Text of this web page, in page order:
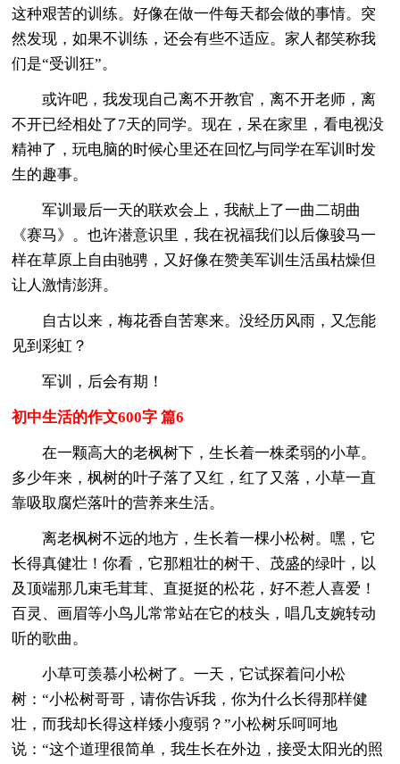
这种艰苦的训练。好像在做一件每天都会做的事情。突
然发现，如果不训练，还会有些不适应。家人都笑称我
们是“受训狂”。
或许吧，我发现自己离不开教官，离不开老师，离
不开已经相处了7天的同学。现在，呆在家里，看电视没
精神了，玩电脑的时候心里还在回忆与同学在军训时发
生的趣事。
军训最后一天的联欢会上，我献上了一曲二胡曲
《赛马》。也许潜意识里，我在祝福我们以后像骏马一
样在草原上自由驰骋，又好像在赞美军训生活虽枯燥但
让人激情澎湃。
自古以来，梅花香自苦寒来。没经历风雨，又怎能
见到彩虹？
军训，后会有期！
初中生活的作文600字 篇6
在一颗高大的老枫树下，生长着一株柔弱的小草。
多少年来，枫树的叶子落了又红，红了又落，小草一直
靠吸取腐烂落叶的营养来生活。
离老枫树不远的地方，生长着一棵小松树。嘿，它
长得真健壮！你看，它那粗壮的树干、茂盛的绿叶，以
及顶端那几束毛茸茸、直挺挺的松花，好不惹人喜爱！
百灵、画眉等小鸟儿常常站在它的枝头，唱几支婉转动
听的歌曲。
小草可羡慕小松树了。一天，它试探着问小松
树：“小松树哥哥，请你告诉我，你为什么长得那样健
壮，而我却长得这样矮小瘦弱？”小松树乐呵呵地
说：“这个道理很简单，我生长在外边，接受太阳光的照